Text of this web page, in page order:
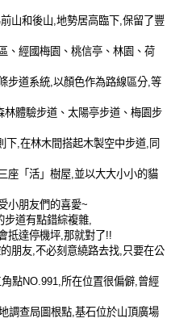
山和後山 地勢居高臨下 保留了豐
、經國梅園、桃信亭、林園、荷
步道系統 以顏色作為路線區分 等
體驗步道、太陽亭步道、梅園步
下 在林木間搭起木製空中步道 同
座「活」樹屋 並以大大小小的貓
小朋友們的喜愛~
步道有點錯綜複雜
抵達停機坪 那就對了!!
朋友 不必刻意繞路去找 只要在公
點NO.991, 所在位置很偏僻 曾經
調查局圖根點 基石位於山頂廣場